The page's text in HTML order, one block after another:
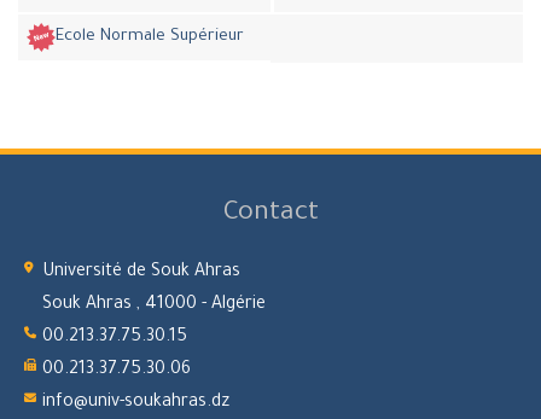
Ecole Normale Supérieur
Contact
Université de Souk Ahras
Souk Ahras , 41000 - Algérie
00.213.37.75.30.15
00.213.37.75.30.06
info@univ-soukahras.dz